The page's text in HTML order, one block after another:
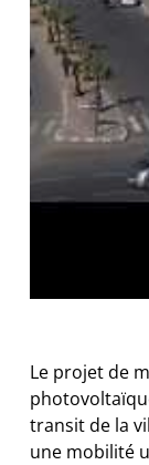
Le projet de
transit de la
une mobilité